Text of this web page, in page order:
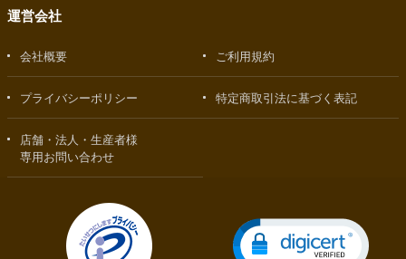
運営会社
会社概要 ご利用規約
プライバシーポリシー 特定商取引法に基づく表記
店舗・法人・生産者様
専用お問い合わせ